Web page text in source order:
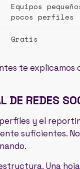
Equipos
pocos perfiles
Gratis
te
DE REDES
y el
suficientes.
Una